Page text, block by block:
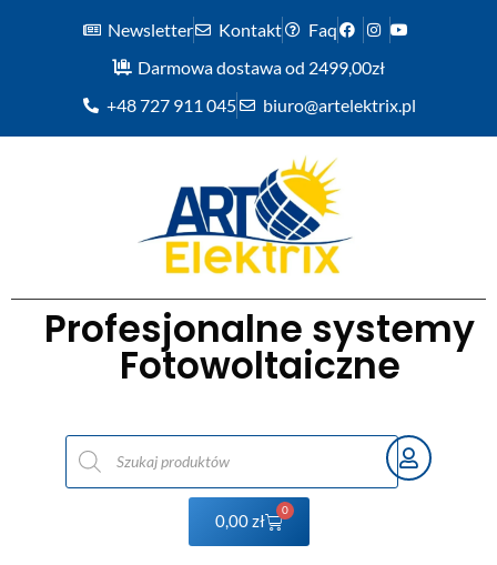
Newsletter Kontakt
Faq
Darmowa dostawa od 2499,00zł
+48 727 911 045
biuro@artelektrix.pl
Profesjonalne systemy
Fotowoltaiczne
0,00zł
0